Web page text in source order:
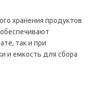
хранения продуктов
так и при
и емкость для сбора